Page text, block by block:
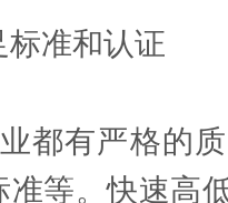
准和认证
有严格的质
准等。快速高